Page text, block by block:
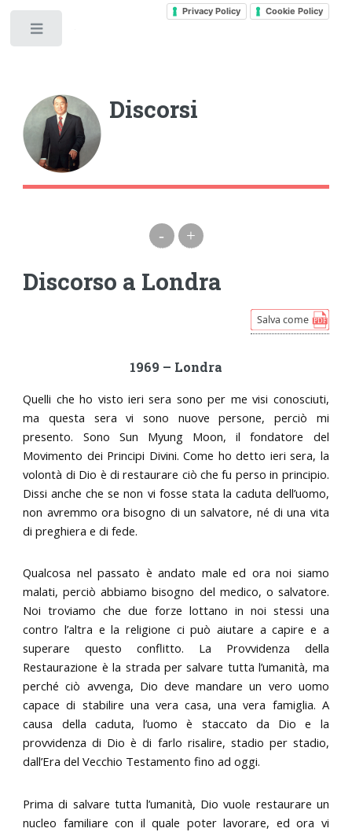
Privacy Policy Cookie Policy
Discorsi
- +
Discorso a Londra
1969 – Londra
Quelli che ho visto ieri sera sono per me visi conosciuti,
ma questa sera vi sono nuove persone, perciò mi
presento. Sono Sun Myung Moon, il fondatore del
Movimento dei Principi Divini. Come ho detto ieri sera, la
volontà di Dio è di restaurare ciò che fu perso in principio.
Dissi anche che se non vi fosse stata la caduta dell’uomo,
non avremmo ora bisogno di un salvatore, né di una vita
di preghiera e di fede.
Qualcosa nel passato è andato male ed ora noi siamo
malati, perciò abbiamo bisogno del medico, o salvatore.
Noi troviamo che due forze lottano in noi stessi una
contro l’altra e la religione ci può aiutare a capire e a
superare questo conflitto. La Provvidenza della
Restaurazione è la strada per salvare tutta l’umanità, ma
perché ciò avvenga, Dio deve mandare un vero uomo
capace di stabilire una vera casa, una vera famiglia. A
causa della caduta, l’uomo è staccato da Dio e la
provvidenza di Dio è di farlo risalire, stadio per stadio,
dall’Era del Vecchio Testamento fino ad oggi.
Prima di salvare tutta l’umanità, Dio vuole restaurare un
nucleo familiare con il quale poter lavorare, ed ora vi